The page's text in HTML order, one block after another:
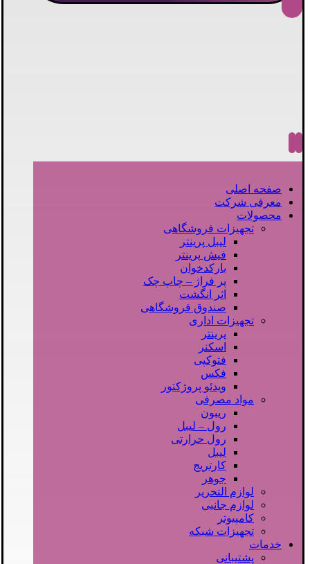
صفحه اصلی
معرفی شرکت
محصولات
تجهیزات فروشگاهی
لیبل پرینتر
فیش پرینتر
بارکدخوان
پر فراژ – چاپ چک
اثر انگشت
صندوق فروشگاهی
تجهیزات اداری
پرینتر
اسکنر
فتوکپی
فکس
ویدئو پروژکتور
مواد مصرفی
ریبون
رول – لیبل
رول حرارتی
لیبل
کارتریج
جوهر
لوازم التحریر
لوازم جانبی
کامپیوتر
تجهیزات شبکه
خدمات
پشتیبانی